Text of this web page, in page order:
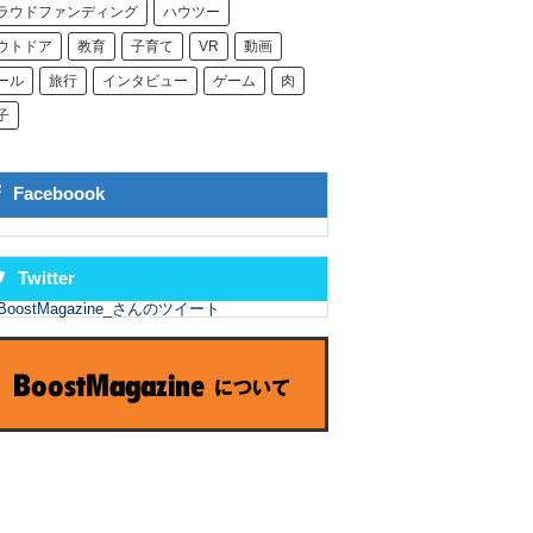
ウドファンディング ハウツー
トドア 教育 子育て VR 動画
ル 旅行 インタビュー ゲーム 肉
Faceboook
Twitter
さんのツイート